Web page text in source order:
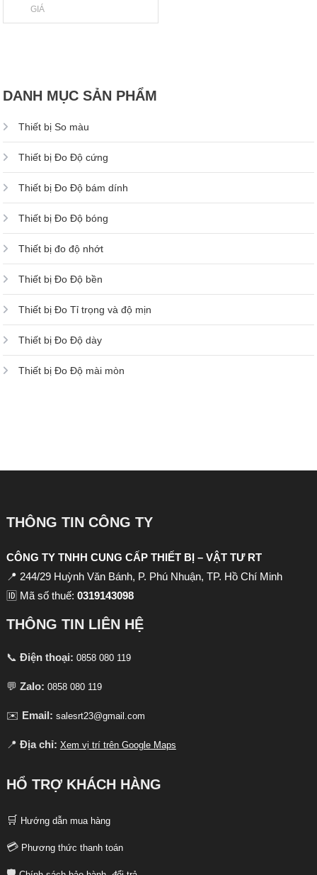
GIÁ
DANH MỤC SẢN PHẨM
Thiết bị So màu
Thiết bị Đo Độ cứng
Thiết bị Đo Độ bám dính
Thiết bị Đo Độ bóng
Thiết bị đo độ nhớt
Thiết bị Đo Độ bền
Thiết bị Đo Tỉ trọng và độ mịn
Thiết bị Đo Độ dày
Thiết bị Đo Độ mài mòn
THÔNG TIN CÔNG TY
CÔNG TY TNHH CUNG CẤP THIẾT BỊ – VẬT TƯ RT
📍 244/29 Huỳnh Văn Bánh, P. Phú Nhuận, TP. Hồ Chí Minh
🆔 Mã số thuế: 0319143098
THÔNG TIN LIÊN HỆ
📞 Điện thoại: 0858 080 119
💬 Zalo: 0858 080 119
✉️ Email: salesrt23@gmail.com
📍 Địa chỉ: Xem vị trí trên Google Maps
HỔ TRỢ KHÁCH HÀNG
🛒 Hướng dẫn mua hàng
💳 Phương thức thanh toán